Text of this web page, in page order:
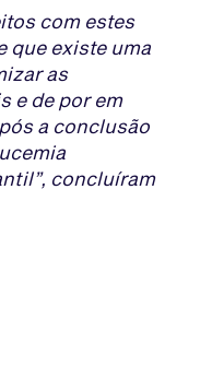
com estes
que existe uma
as
e de por em
a conclusão
concluíram